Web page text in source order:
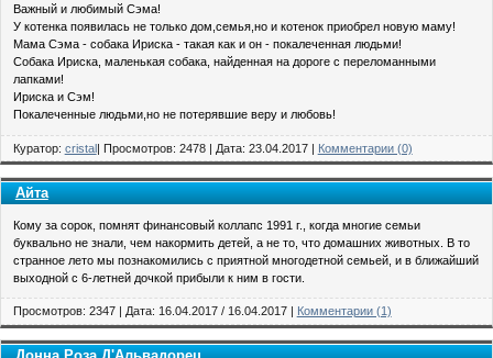
Важный и любимый Сэма!
У котенка появилась не только дом,семья,но и котенок приобрел новую маму!
Мама Сэма - собака Ириска - такая как и он - покалеченная людьми!
Собака Ириска, маленькая собака, найденная на дороге с переломанными
лапками!
Ириска и Сэм!
Покалеченные людьми,но не потерявшие веру и любовь!
Куратор: cristal| Просмотров: 2478 | Дата: 23.04.2017 | Комментарии (0)
Айта
Кому за сорок, помнят финансовый коллапс 1991 г., когда многие семьи
буквально не знали, чем накормить детей, а не то, что домашних животных. В то
странное лето мы познакомились с приятной многодетной семьей, и в ближайший
выходной с 6-летней дочкой прибыли к ним в гости.
Просмотров: 2347 | Дата: 16.04.2017 / 16.04.2017| Комментарии (1)